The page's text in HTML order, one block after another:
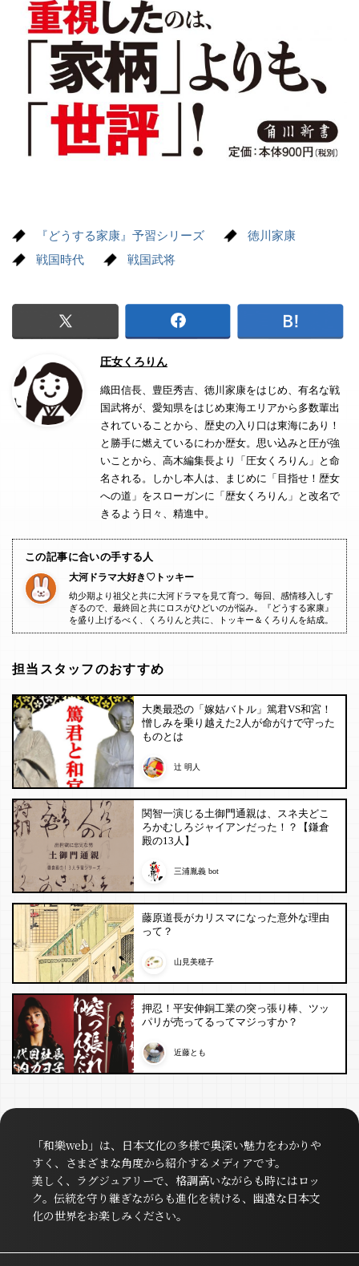
『どうする家康』予習シリーズ
徳川家康
戦国時代
戦国武将
圧女くろりん
織田信長、豊臣秀吉、徳川家康をはじめ、有名な戦
国武将が、愛知県をはじめ東海エリアから多数輩出
されていることから、歴史の入り口は東海にあり！
と勝手に燃えているにわか歴女。思い込みと圧が強
いことから、高木編集長より「圧女くろりん」と命
名される。しかし本人は、まじめに「目指せ！歴女
への道」をスローガンに「歴女くろりん」と改名で
きるよう日々、精進中。
この記事に合いの手する人
大河ドラマ大好き♡トッキー
幼少期より祖父と共に大河ドラマを見て育つ。毎回、感情移入しす
ぎるので、最終回と共にロスがひどいのが悩み。『どうする家康』
を盛り上げるべく、くろりんと共に、トッキー＆くろりんを結成。
担当スタッフのおすすめ
大奥最恐の「嫁姑バトル」篤君VS和宮！
憎しみを乗り越えた2人が命がけで守った
ものとは
辻 明人
関智一演じる土御門通親は、スネ夫どこ
ろかむしろジャイアンだった！？【鎌倉
殿の13人】
三浦胤義 bot
藤原道長がカリスマになった意外な理由
って？
山見美穂子
押忍！平安伸銅工業の突っ張り棒、ツッ
パリが売ってるってマジっすか？
近藤とも
「和樂web」は、日本文化の多様で奥深い魅力をわかりや
すく、さまざまな角度から紹介するメディアです。
美しく、ラグジュアリーで、格調高いながらも時にはロッ
ク。伝統を守り継ぎながらも進化を続ける、幽遠な日本文
化の世界をお楽しみください。